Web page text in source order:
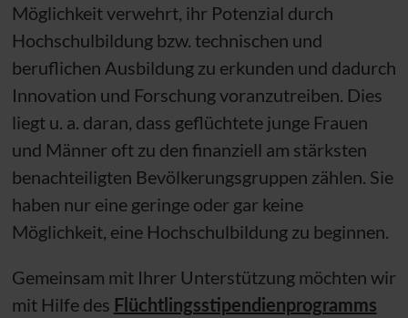
Möglichkeit verwehrt, ihr Potenzial durch
Hochschulbildung bzw. technischen und
beruflichen Ausbildung zu erkunden und dadurch
Innovation und Forschung voranzutreiben. Dies
liegt u. a. daran, dass geflüchtete junge Frauen
und Männer oft zu den finanziell am stärksten
benachteiligten Bevölkerungsgruppen zählen. Sie
haben nur eine geringe oder gar keine
Möglichkeit, eine Hochschulbildung zu beginnen.
Gemeinsam mit Ihrer Unterstützung möchten wir
mit Hilfe des Flüchtlingsstipendienprogramms